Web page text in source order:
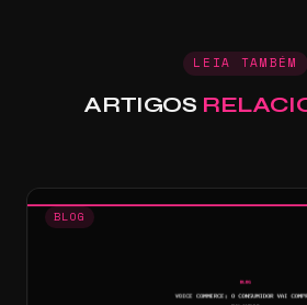
LEIA TAMBÉM
ARTIGOS
BLOG